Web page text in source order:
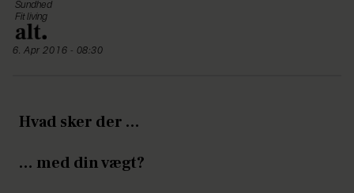
Sundhed
Fit living
6. Apr 2016 - 08:30
Hvad sker der …
… med din vægt?